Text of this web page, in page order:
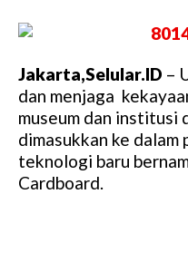
Jakarta,Selular.ID –
dan menjaga
museum dan institusi
dimasukkan ke
teknologi baru
Cardboard.